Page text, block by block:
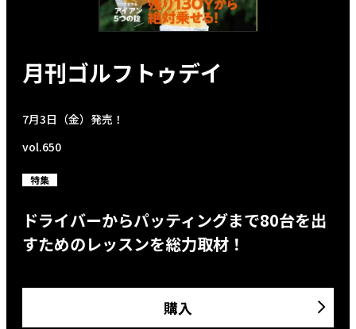
月刊ゴルフトゥデイ
7月3日（金）発売！
vol.650
特集
ドライバーからパッティングまで80台を出
すためのレッスンを総力取材！
購入